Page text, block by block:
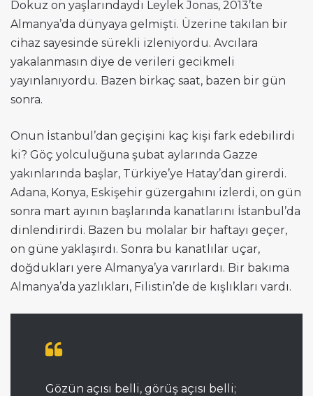
Dokuz on yaşlarındaydı Leylek Jonas, 2013’te
Almanya’da dünyaya gelmişti. Üzerine takılan bir
cihaz sayesinde sürekli izleniyordu. Avcılara
yakalanmasın diye de verileri gecikmeli
yayınlanıyordu. Bazen birkaç saat, bazen bir gün
sonra.
Onun İstanbul’dan geçişini kaç kişi fark edebilirdi
ki? Göç yolculuğuna şubat aylarında Gazze
yakınlarında başlar, Türkiye’ye Hatay’dan girerdi.
Adana, Konya, Eskişehir güzergahını izlerdi, on gün
sonra mart ayının başlarında kanatlarını İstanbul’da
dinlendirirdi. Bazen bu molalar bir haftayı geçer,
on güne yaklaşırdı. Sonra bu kanatlılar uçar,
doğdukları yere Almanya’ya varırlardı. Bir bakıma
Almanya’da yazlıkları, Filistin’de de kışlıkları vardı.
Gözün açısı belli, görüş açısı belli;